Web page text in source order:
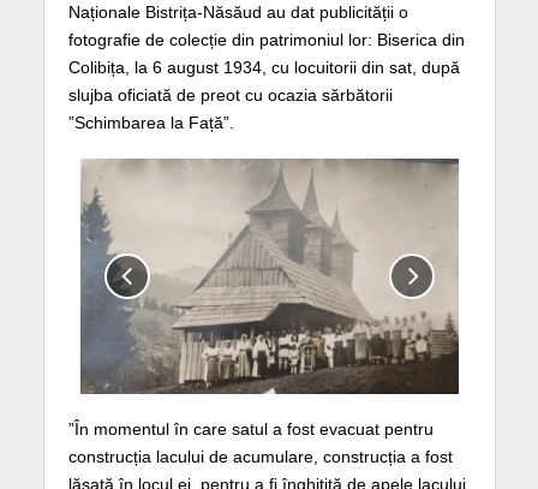
Naționale Bistrița-Năsăud au dat publicității o
fotografie de colecție din patrimoniul lor: Biserica din
Colibița, la 6 august 1934, cu locuitorii din sat, după
slujba oficiată de preot cu ocazia sărbătorii
”Schimbarea la Față”.
”În momentul în care satul a fost evacuat pentru
construcția lacului de acumulare, construcția a fost
lăsată în locul ei, pentru a fi înghițită de apele lacului,